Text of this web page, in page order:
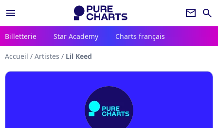
menu newsletter search
Billetterie Star Academy Charts français
Accueil / Artistes / Lil Keed